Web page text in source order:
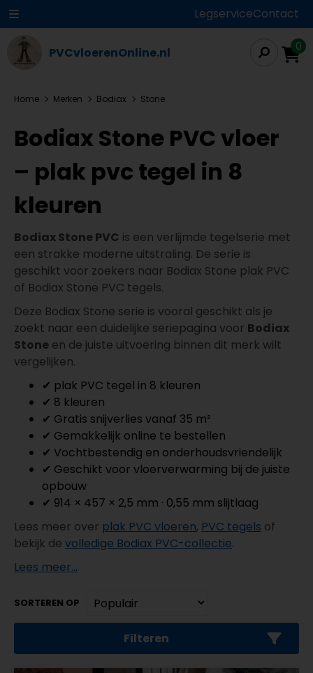
LegserviceContact
PVCvloerenOnline.nl 0
Home Merken Bodiax Stone
Bodiax Stone PVC vloer
– plak pvc tegel in 8
kleuren
Bodiax Stone PVC is een verlijmde tegelserie met
een strakke moderne uitstraling. De serie is
geschikt voor zoekers naar Bodiax Stone plak PVC
of Bodiax Stone PVC tegels.
Deze Bodiax Stone serie is vooral geschikt als je
zoekt naar een duidelijke seriepagina voor Bodiax
Stone en de juiste uitvoering binnen dit merk wilt
vergelijken.
✔ plak PVC tegel in 8 kleuren
✔ 8 kleuren
✔ Gratis snijverlies vanaf 35 m²
✔ Gemakkelijk online te bestellen
✔ Vochtbestendig en onderhoudsvriendelijk
✔ Geschikt voor vloerverwarming bij de juiste
opbouw
✔ 914 × 457 × 2,5 mm · 0,55 mm slijtlaag
Lees meer over plak PVC vloeren, PVC tegels of
bekijk de volledige Bodiax PVC-collectie.
Lees meer...
SORTEREN OP
Filteren